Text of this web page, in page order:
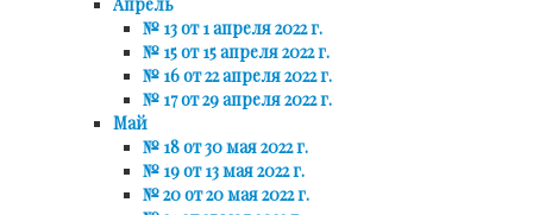
№ 13 от 1 апреля 2022 г.
№ 15 от 15 апреля 2022 г.
№ 16 от 22 апреля 2022 г.
№ 17 от 29 апреля 2022 г.
Май
№ 18 от 30 мая 2022 г.
№ 19 от 13 мая 2022 г.
№ 20 от 20 мая 2022 г.